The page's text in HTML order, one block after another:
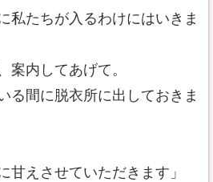
私たちが入るわけにはいきま
内してあげて。
る間に脱衣所に出しておきま
甘えさせていただきます」